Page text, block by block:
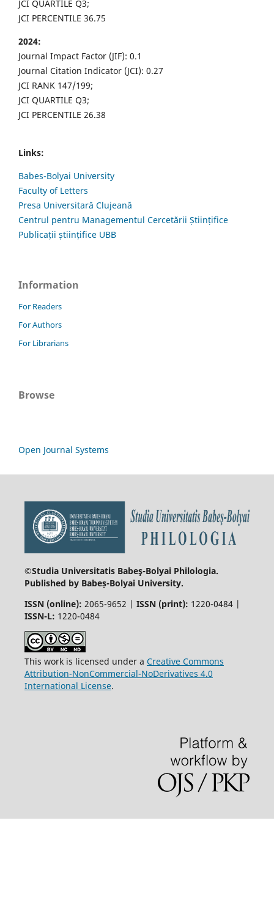
JCI QUARTILE Q3;
JCI PERCENTILE 36.75
2024:
Journal Impact Factor (JIF): 0.1
Journal Citation Indicator (JCI): 0.27
JCI RANK 147/199;
JCI QUARTILE Q3;
JCI PERCENTILE 26.38
Links:
Babes-Bolyai University
Faculty of Letters
Presa Universitară Clujeană
Centrul pentru Managementul Cercetării Științifice
Publicații științifice UBB
Information
For Readers
For Authors
For Librarians
Browse
Open Journal Systems
©Studia Universitatis Babeş-Bolyai Philologia.
Published by Babeș-Bolyai University.
ISSN (online): 2065-9652 | ISSN (print): 1220-0484 |
ISSN-L: 1220-0484
This work is licensed under a Creative Commons
Attribution-NonCommercial-NoDerivatives 4.0
International License.